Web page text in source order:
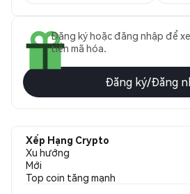
Đăng ký hoặc đăng nhập để
tiền mã hóa.
Đăng ký/Đăng
Xếp Hạng Crypto
Xu hướng
Mới
Top coin tăng mạnh